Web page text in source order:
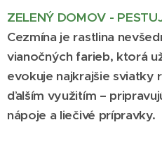
ZELENÝ DOMOV -
Cezmína je rastlina
vianočných farieb, ktorá
evokuje najkrajšie sviatky
ďalším využitím –
nápoje a liečivé prípravky.